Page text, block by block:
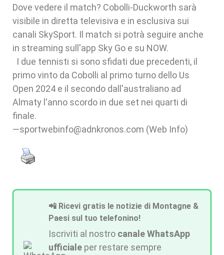
Dove vedere il match? Cobolli-Duckworth sarà
visibile in diretta televisiva e in esclusiva sui
canali SkySport. Il match si potrà seguire anche
in streaming sull'app Sky Go e su NOW.
I due tennisti si sono sfidati due precedenti, il
primo vinto da Cobolli al primo turno dello Us
Open 2024 e il secondo dall'australiano ad
Almaty l'anno scordo in due set nei quarti di
finale.
—sportwebinfo@adnkronos.com (Web Info)
📲 Ricevi gratis le notizie di Montagne &
Paesi sul tuo telefonino!
Iscriviti al nostro canale WhatsApp
ufficiale per restare sempre